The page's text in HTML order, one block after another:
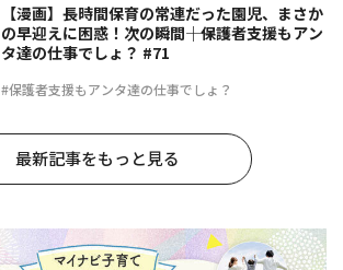
#保護者支援もアンタ達の仕事でしょ？
【漫画】長時間保育の常連だった園児、まさか
の早迎えに困惑！次の瞬間――｜保護者支援もアン
タ達の仕事でしょ？ #71
最新記事をもっと見る